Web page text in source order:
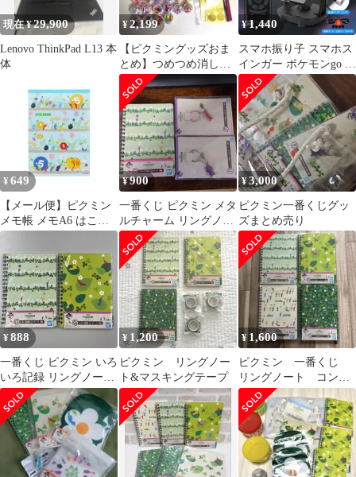
現在 ¥29,900
Lenovo ThinkPad L13 本
体
¥2,199
【ピクミングッズおま
とめ】つめつめ消しゴ
ム マグネット エコバッ
グ
¥1,440
スマホ振り子 スマホス
インガー ポケモンgo ド
ラクエウォーク ピクミ
ン 自動で歩数を稼ぐ 回
転スイング 静音 スタン
ド USB 充電 たまご孵
化 揺らす 増やす 携帯
距離稼ぎ 自動歩数稼ぎ
自動スイング スマホス
タンド
¥ 649
【メール便】ピクミン
メモ帳 メモA6 はこぶ
サンスター文具 新学期
準備文具 ゲームキャラ
クター グッズ
¥900
一番くじ ピクミン メタ
ルチャーム リングノー
ト セット
¥3,000
ピクミン一番くじグッ
ズまとめ売り
¥888
一番くじ ピクミン いろ
いろ記録 リングノート
2種
¥ 1,200
ピクミン リングノー
ト&マスキングテープ
¥ 1,600
ピクミン 一番くじ
リングノート コンプ
リート